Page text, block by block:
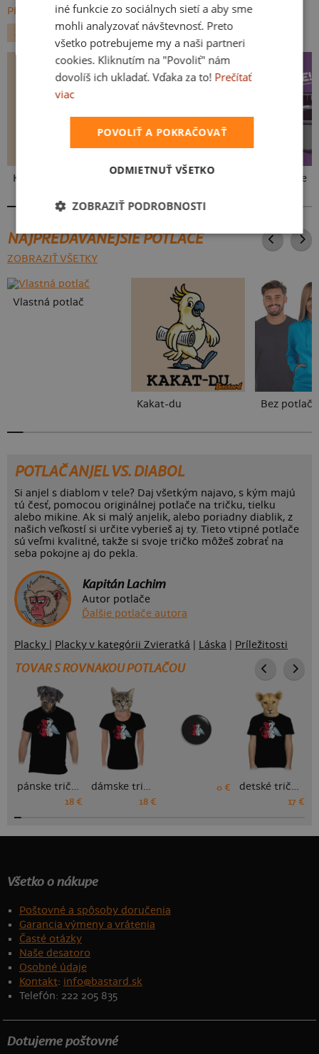
PREHĽADÁVAŤ VŠETKO:
ZVIERATKÁ
LÁSKA PRÍLEŽITOSTI
Kakat-du Vo forme
NAJPREDÁVANEJŠIE POTLAČE
ZOBRAZIŤ VŠETKY
Vlastná potlač
Kakat-du Bez potlače
POTLAČ ANJEL VS. DIABOL
Si anjel s diablom v tele? Daj všetkým najavo, s kým majú
tú česť, pomocou originálnej potlače na tričku, tielku
alebo mikine. Ak si malý anjelik, alebo poriadny diablik, z
našich veľkostí si určite vyberieš aj ty. Tieto vtipné potlače
sú veľmi kvalitné, takže si svoje tričko môžeš zobrať na
seba pokojne aj do pekla.
Kapitán Lachim
Autor potlače
Ďalšie potlače autora
Placky Placky v kategórii Zvieratká Láska Príležitosti
TOVAR S ROVNAKOU POTLAČOU
pánske tričko
18 €
dámske tričko
18 €
0 € detské tričko
17 €
Všetko o nákupe
Poštovné a spôsoby doručenia
Garancia výmeny a vrátenia
Časté otázky
Naše desatoro
Osobné údaje
Kontakt: info@bastard.sk
Telefón: 222 205 835
Dotujeme poštovné
iné funkcie zo sociálnych sietí a aby sme
mohli analyzovať návštevnosť. Preto
všetko potrebujeme my a naši partneri
cookies. Kliknutím na "Povoliť" nám
dovolíš ich ukladať. Vďaka za to! Prečítať
viac
POVOLIŤ A POKRAČOVAŤ
ODMIETNUŤ VŠETKO
ZOBRAZIŤ PODROBNOSTI